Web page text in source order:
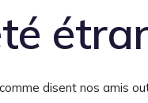
disent nos amis